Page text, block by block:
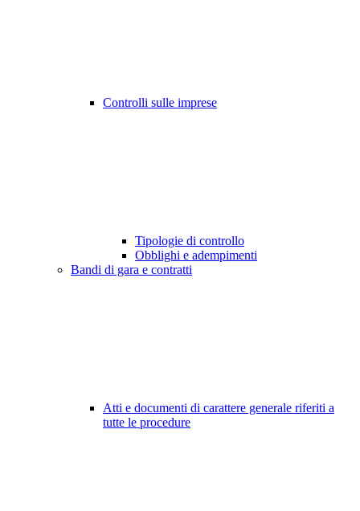
Controlli sulle imprese
Tipologie di controllo
Obblighi e adempimenti
Bandi di gara e contratti
Atti e documenti di carattere generale riferiti a
tutte le procedure